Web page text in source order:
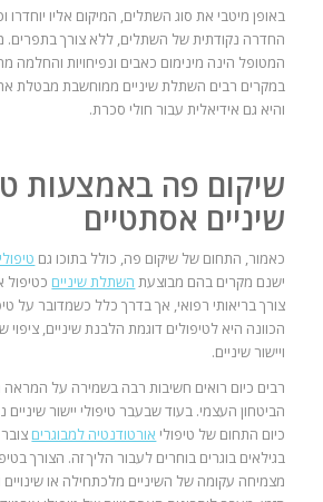
באופן מיטבי את סוג השתלים, המיקום אליו
החדרה נקודתית של השתלים, ללא צורך
המטופל הינה מינימום כאבים ונפיחויות והחלמה
במקרים רבים השתלת שיניים ממוחשבת מבטלת
והיא גם אידיאלית עבור חולי סכרת.
שיקום פה באמצעות
שיניים אסתטיים
כאמור, התחום של שיקום פה, כולל בתוכו גם
ישנם מקרים בהם מבוצעת השתלת שיניים כטיפול
צורך בריאותי רפואי, אך בדרך כלל כשמדובר על
הכוונה היא לטיפולים דוגמת הלבנת שיניים, ציפוי
ויישור שיניים.
רבים כיום רואים חשיבות רבה בשמירה על
הביטחון העצמי. בעוד שבעבר טיפולי יישור שיניים
כיום התחום של טיפולי אורטודנטיה למבוגרים
בגילאים בוגרים בוחרים לעבור הליך זה. הצורך
מצמיחה עקומה של השיניים מלכתחילה או שינויים